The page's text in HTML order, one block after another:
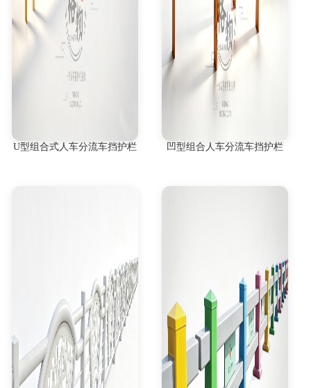
U型组合式人车分流车挡护栏 凹型组合人车分流车挡护栏